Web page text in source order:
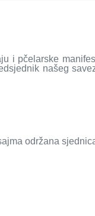
i pčelarske
našeg
održana